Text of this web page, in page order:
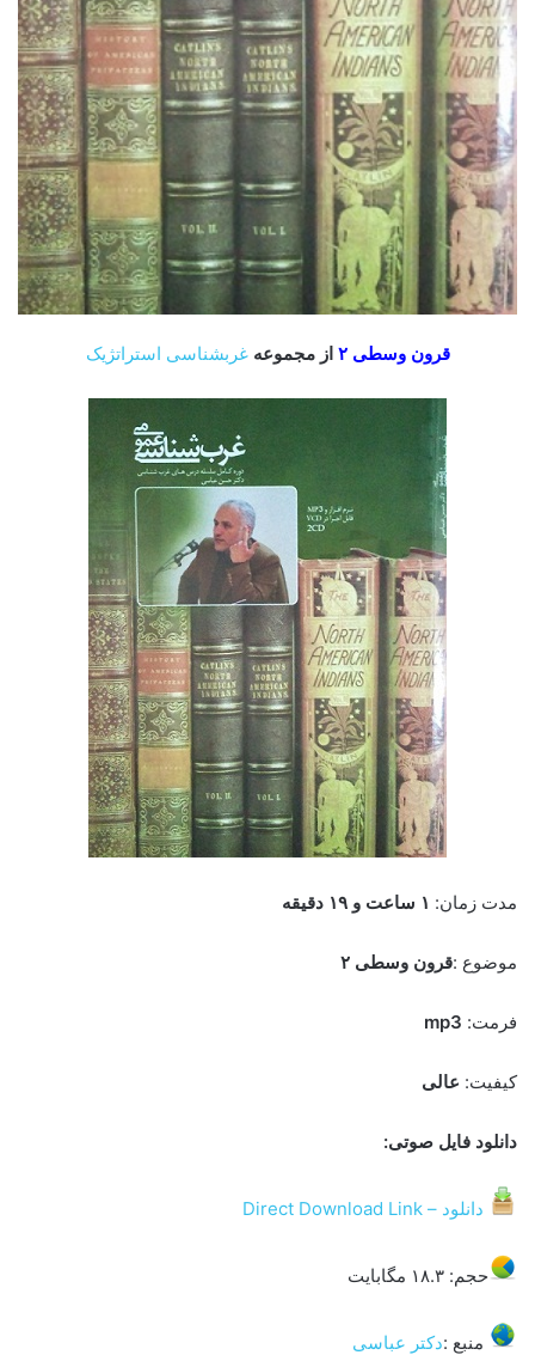
قرون وسطی ۲ از مجموعهغرب­شناسی استراتژیک
مدت زمان: ۱ ساعت و ۱۹ دقیقه
موضوع :قرون وسطی ۲
فرمت: mp3
کیفیت: عالی
دانلود فایل صوتی:
دانلود – Direct Download Link
حجم: ۱۸.۳ مگابایت
منبع :دکتر عباسی